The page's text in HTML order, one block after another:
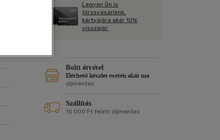
Kártya
Képeslap
Naptár
Legyen Ön is
törzsvásárlónk,
kártyájára akár 10%
visszajár.
Bolti átvétel
Elérhető készlet esetén akár ma
díjmentes
Szállítás
15 000 Ft felett díjmentes